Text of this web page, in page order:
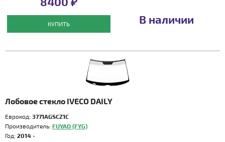
КУПИТЬ В наличии
Лобовое стекло IVECO DAILY
Еврокод: 3771AGSCZ1C
Производитель: FUYAO (FYG)
Год: 2014 -